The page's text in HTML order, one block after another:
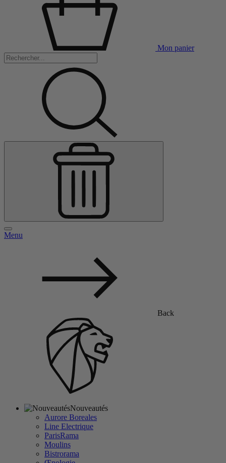
Mon panier
Menu
Back
Nouveautés
Aurore Boreales
Line Electrique
ParisRama
Moulins
Bistrorama